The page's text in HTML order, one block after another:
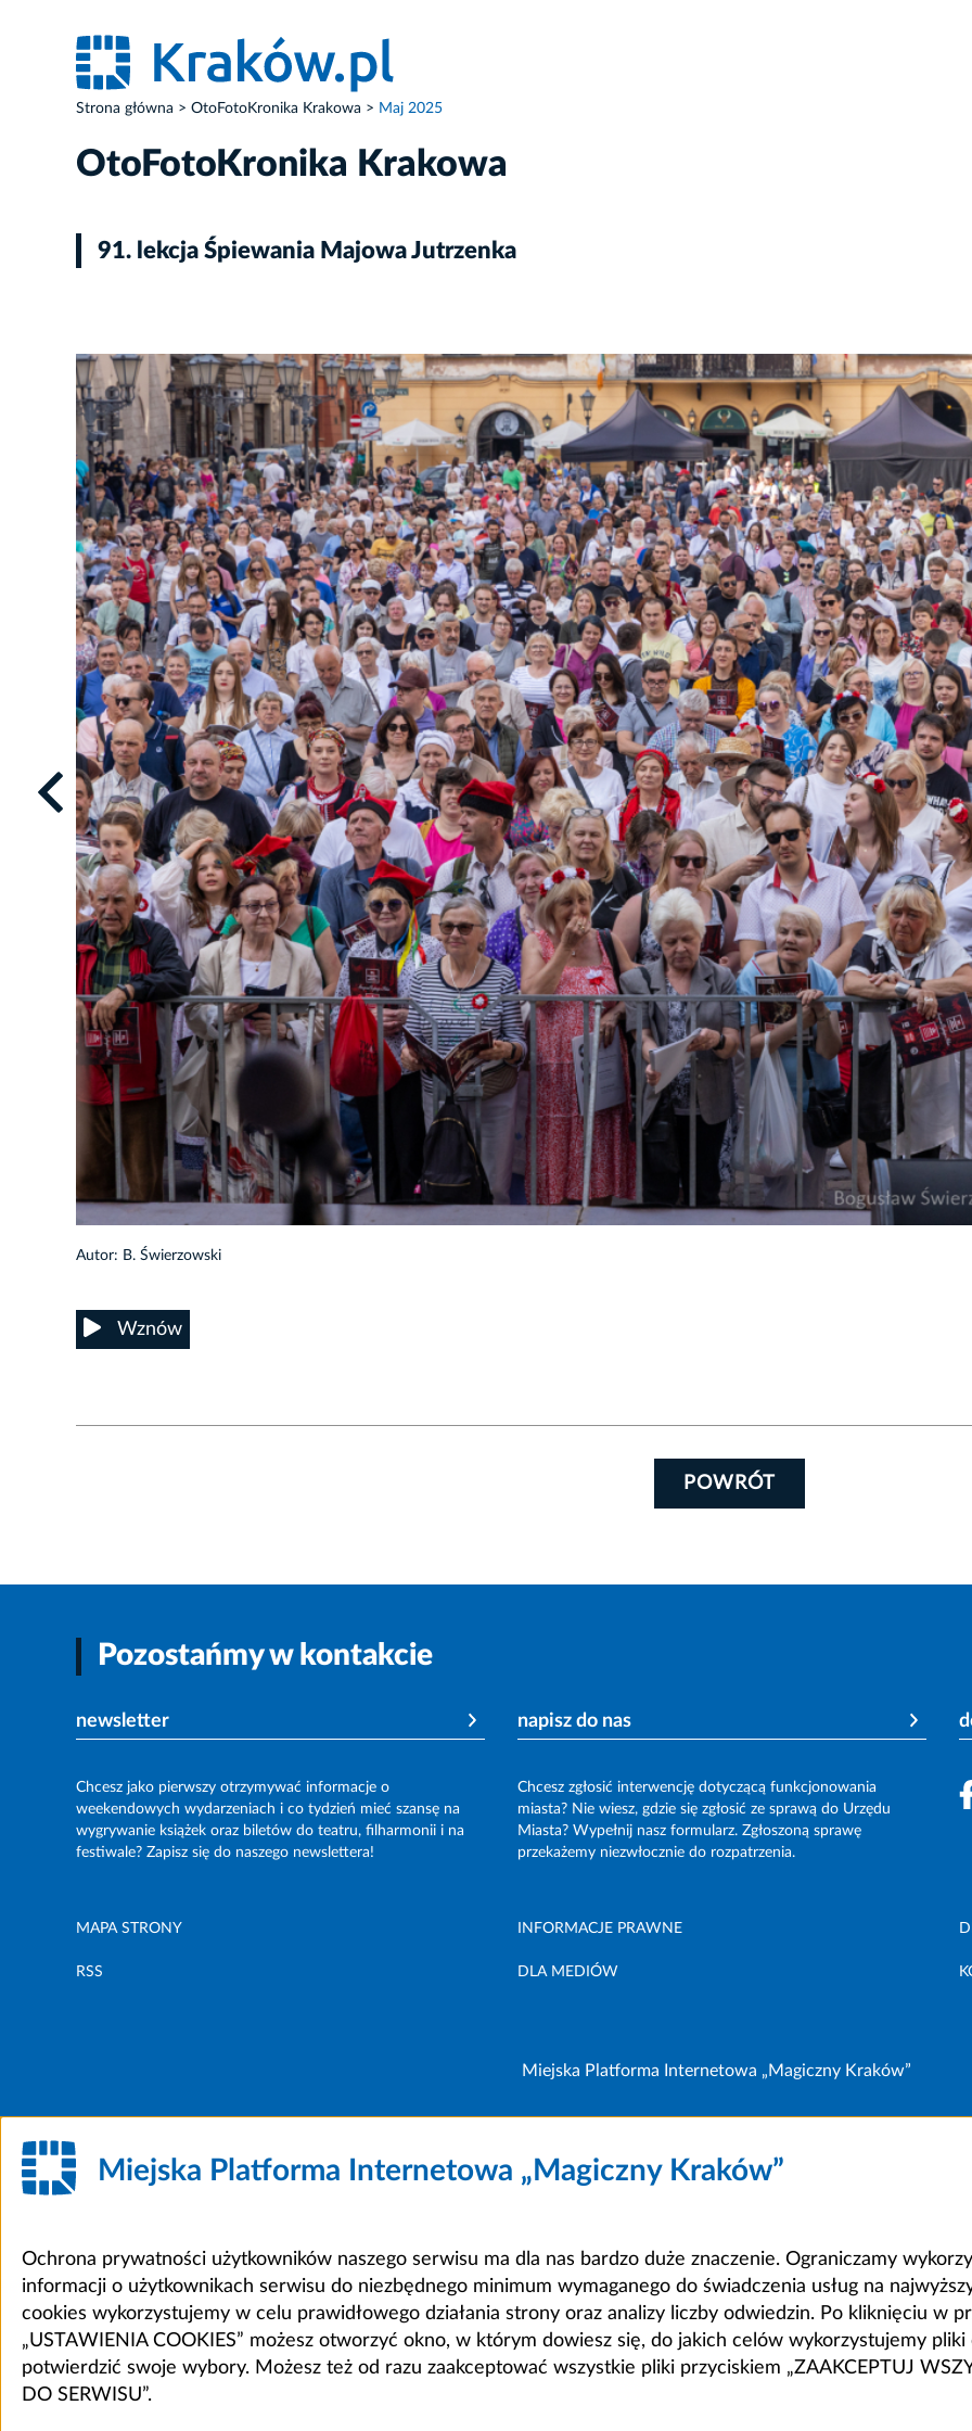
Strona główna OtoFotoKronika Krakowa Maj 2025
OtoFotoKronika Krakowa
91. lekcja Śpiewania Majowa Jutrzenka
Autor: B. Świerzowski
Wznów
POWRÓT
Pozostańmy w kontakcie
newsletter
Chcesz jako pierwszy otrzymywać informacje o
weekendowych wydarzeniach i co tydzień mieć szansę na
wygrywanie książek oraz biletów do teatru, filharmonii i na
festiwale? Zapisz się do naszego newslettera!
napisz do nas
Chcesz zgłosić interwencję dotyczącą funkcjonowania
miasta? Nie wiesz, gdzie się zgłosić ze sprawą do Urzędu
Miasta? Wypełnij nasz formularz. Zgłoszoną sprawę
przekażemy niezwłocznie do rozpatrzenia.
MAPA STRONY INFORMACJE PRAWNE
RSS DLA MEDIÓW
Miejska Platforma Internetowa „Magiczny Kraków”
Miejska Platforma Internetowa „Magiczny Kraków”
Ochrona prywatności użytkowników naszego serwisu ma dla nas bardzo duże znaczenie. Ograniczamy
informacji o użytkownikach serwisu do niezbędnego minimum wymaganego do świadczenia usług na
cookies wykorzystujemy w celu prawidłowego działania strony oraz analizy liczby odwiedzin. Po kliknięciu w
„USTAWIENIA COOKIES” możesz otworzyć okno, w którym dowiesz się, do jakich celów wykorzystujemy pliki
potwierdzić swoje wybory. Możesz też od razu zaakceptować wszystkie pliki przyciskiem „ZAAKCEPTUJ
DO SERWISU”.